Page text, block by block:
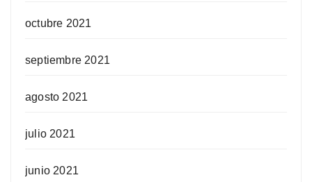
octubre 2021
septiembre 2021
agosto 2021
julio 2021
junio 2021